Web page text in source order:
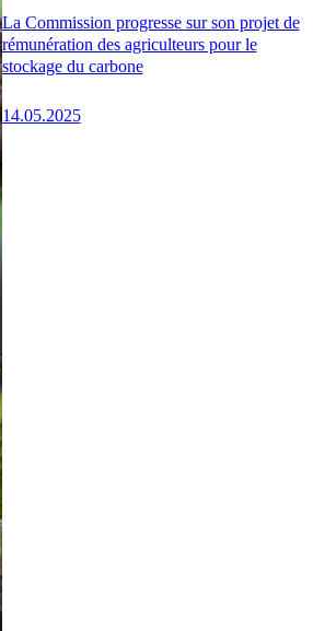
La Commission progresse sur son projet de
rémunération des agriculteurs pour le
stockage du carbone
14.05.2025